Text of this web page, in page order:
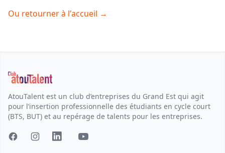
Ou retourner à l'accueil →
AtouTalent est un club d’entreprises du Grand Est qui agit
pour l’insertion professionnelle des étudiants en cycle court
(BTS, BUT) et au repérage de talents pour les entreprises.